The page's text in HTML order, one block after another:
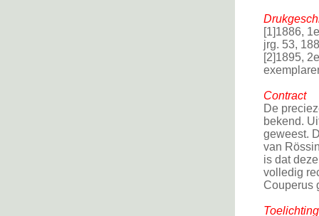
[1]1886,
jrg. 53,
[2]1895,
Contract
De
bekend.
geweest.
van
is dat
volledig
Couperus
Toelichting